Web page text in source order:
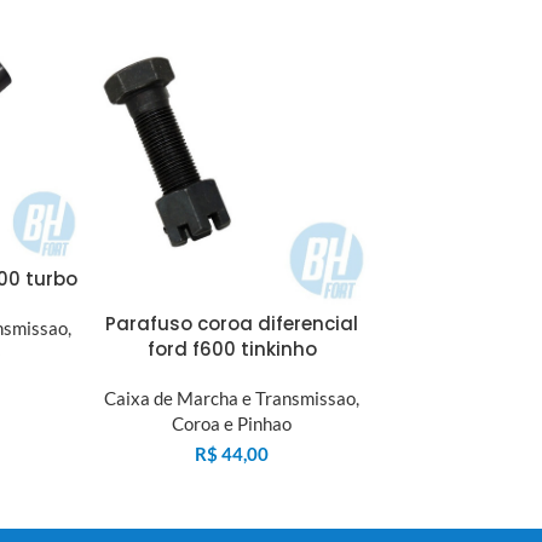
turbo
,
Parafuso coroa diferencial
ford f600 tinkinho
Caixa de Marcha e Transmissao,
Coroa e Pinhao
R$ 44,00